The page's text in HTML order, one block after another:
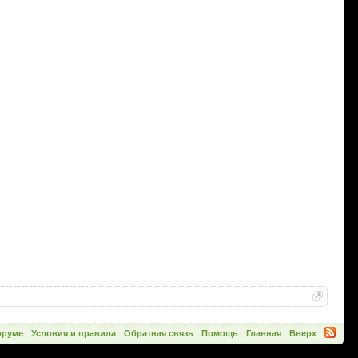
Условия и правила Обратная связь Помощь Главная Вверх